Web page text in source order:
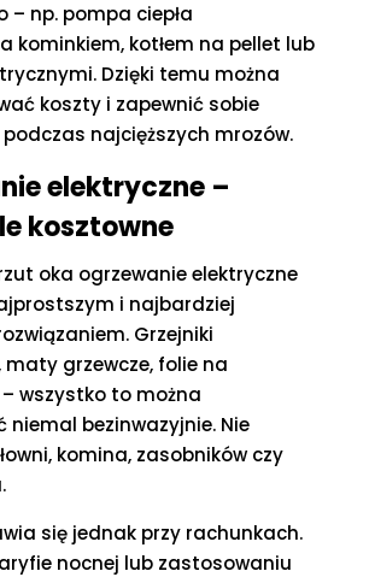
– np. pompa ciepła
kominkiem, kotłem na pellet lub
Dzięki temu można
koszty i zapewnić sobie
podczas najcięższych mrozów.
elektryczne –
kosztowne
oka ogrzewanie elektryczne
i najbardziej
Grzejniki
maty grzewcze, folie na
wszystko to można
niemal bezinwazyjnie. Nie
komina, zasobników czy
się jednak przy rachunkach.
nocnej lub zastosowaniu